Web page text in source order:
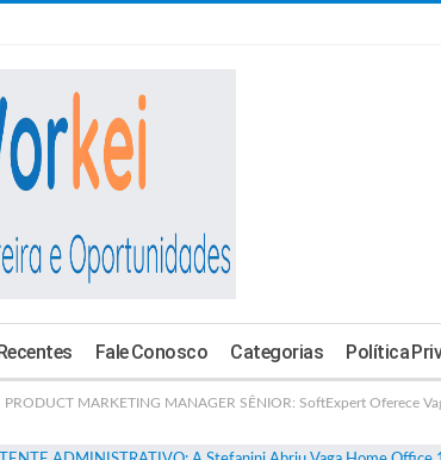
Fale Conosco Categorias Política
PRODUCT MARKETING MANAGER SÊNIOR: SoftExpert Oferece